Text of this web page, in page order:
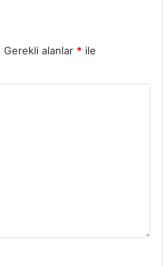
Gerekli alanlar * ile